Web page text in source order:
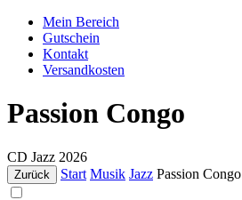
Mein Bereich
Gutschein
Kontakt
Versandkosten
Passion Congo
CD Jazz 2026
Zurück Start Musik Jazz Passion Congo